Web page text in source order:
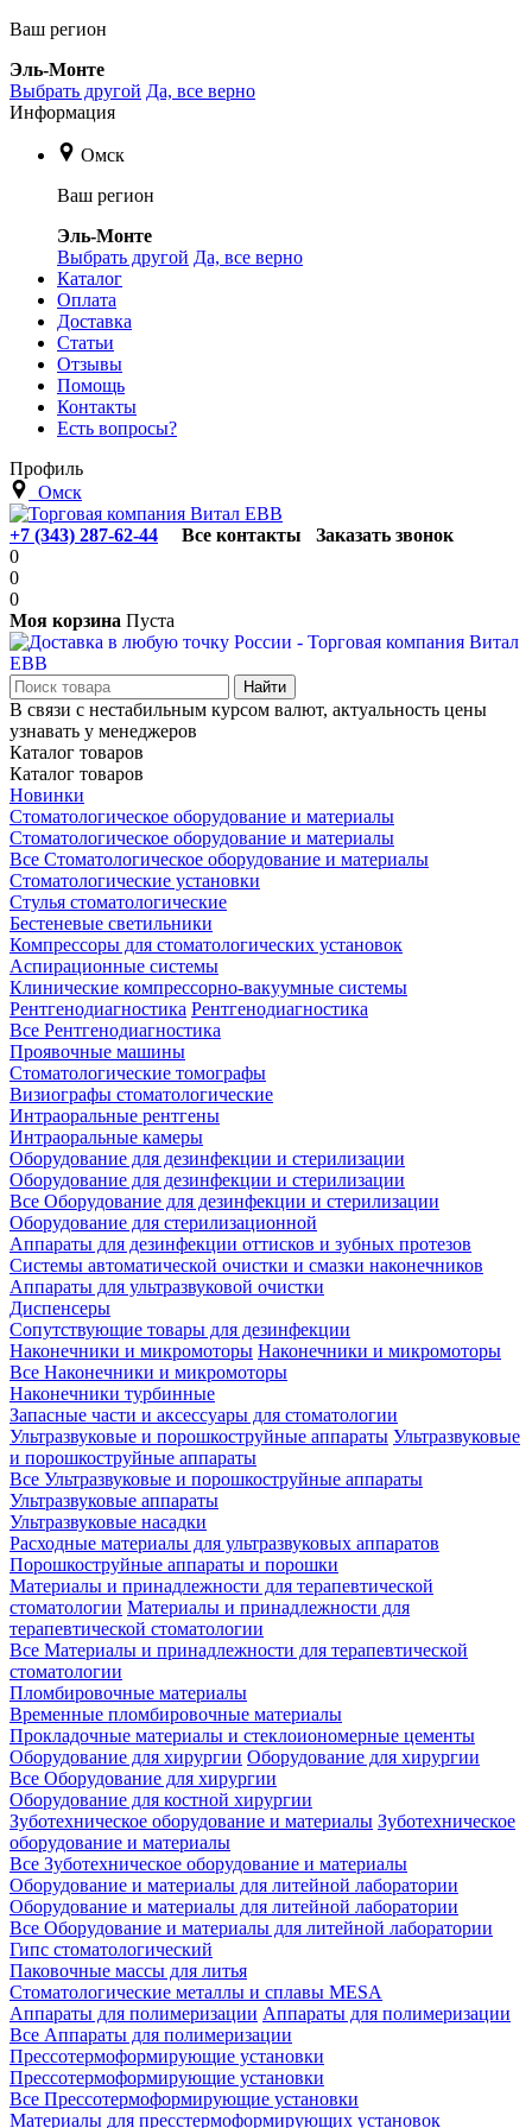
Ваш регион
Эль-Монте
Выбрать другой Да, все верно
Информация
Омск
Ваш регион
Эль-Монте
Выбрать другой Да, все верно
Каталог
Оплата
Доставка
Статьи
Отзывы
Помощь
Контакты
Есть вопросы?
Профиль
Омск
+7 (343) 287-62-44 Все контакты
Заказать звонок
0
0
0
Моя корзина Пуста
В связи с нестабильным курсом валют, актуальность цены
узнавать у менеджеров
Каталог товаров
Каталог товаров
Новинки
Стоматологическое оборудование и материалы
Стоматологическое оборудование и материалы
Все Стоматологическое оборудование и материалы
Стоматологические установки
Стулья стоматологические
Бестеневые светильники
Компрессоры для стоматологических установок
Аспирационные системы
Клинические компрессорно-вакуумные системы
Рентгенодиагностика Рентгенодиагностика
Все Рентгенодиагностика
Проявочные машины
Стоматологические томографы
Визиографы стоматологические
Интраоральные рентгены
Интраоральные камеры
Оборудование для дезинфекции и стерилизации
Оборудование для дезинфекции и стерилизации
Все Оборудование для дезинфекции и стерилизации
Оборудование для стерилизационной
Аппараты для дезинфекции оттисков и зубных протезов
Системы автоматической очистки и смазки наконечников
Аппараты для ультразвуковой очистки
Диспенсеры
Сопутствующие товары для дезинфекции
Наконечники и микромоторы Наконечники и микромоторы
Все Наконечники и микромоторы
Наконечники турбинные
Запасные части и аксессуары для стоматологии
Ультразвуковые и порошкоструйные аппараты Ультразвуковые
и порошкоструйные аппараты
Все Ультразвуковые и порошкоструйные аппараты
Ультразвуковые аппараты
Ультразвуковые насадки
Расходные материалы для ультразвуковых аппаратов
Порошкоструйные аппараты и порошки
Материалы и принадлежности для терапевтической
стоматологии Материалы и принадлежности для
терапевтической стоматологии
Все Материалы и принадлежности для терапевтической
стоматологии
Пломбировочные материалы
Временные пломбировочные материалы
Прокладочные материалы и стеклоиономерные цементы
Оборудование для хирургии Оборудование для хирургии
Все Оборудование для хирургии
Оборудование для костной хирургии
Зуботехническое оборудование и материалы Зуботехническое
оборудование и материалы
Все Зуботехническое оборудование и материалы
Оборудование и материалы для литейной лаборатории
Оборудование и материалы для литейной лаборатории
Все Оборудование и материалы для литейной лаборатории
Гипс стоматологический
Паковочные массы для литья
Стоматологические металлы и сплавы MESA
Аппараты для полимеризации Аппараты для полимеризации
Все Аппараты для полимеризации
Прессотермоформирующие установки
Прессотермоформирующие установки
Все Прессотермоформирующие установки
Материалы для пресстермоформирующих установок